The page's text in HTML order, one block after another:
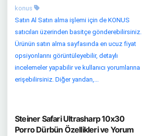
konus
Satın Al Satın alma işlemi için de KONUS
satıcıları üzerinden basitçe gönderebilirsiniz.
Ürünün satın alma sayfasında en ucuz fiyat
opsiyonlarını görüntüleyebilir, detaylı
incelemeler yapabilir ve kullanıcı yorumlarına
erişebilirsiniz. Diğer yandan,...
Steiner Safari Ultrasharp 10x30
Porro Dürbün Özellikleri ve Yorum